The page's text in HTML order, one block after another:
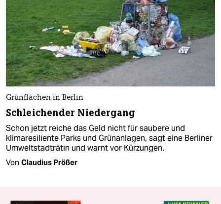
Grünflächen in Berlin
Schleichender Niedergang
Schon jetzt reiche das Geld nicht für saubere und
klimaresiliente Parks und Grünanlagen, sagt eine Berliner
Umweltstadträtin und warnt vor Kürzungen.
Von Claudius Prößer